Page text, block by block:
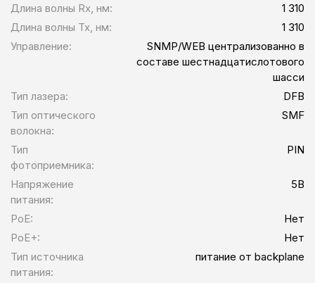
Длина волны Rx, нм:
1 310
Длина волны Tx, нм:
1 310
Управление:
SNMP/WEB централизованно в
составе шестнадцатислотового
шасси
Тип лазера:
DFB
Тип оптического
волокна:
SMF
Тип
фотоприемника:
PIN
Напряжение
питания:
5В
PoE:
Нет
PoE+:
Нет
Тип источника
питания:
питание от backplane